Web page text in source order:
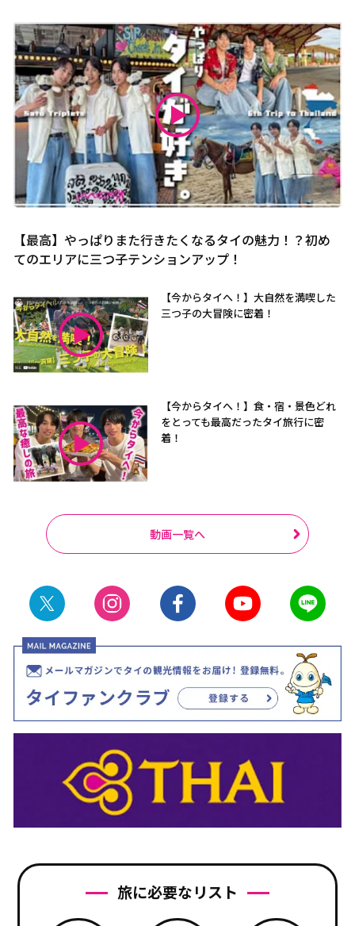
【最高】やっぱりまた行きたくなるタイの魅力！？初め
てのエリアに三つ子テンションアップ！
【今からタイへ！】大自然を満喫した
三つ子の大冒険に密着！
【今からタイへ！】食・宿・景色どれ
をとっても最高だったタイ旅行に密
着！
動画一覧へ
旅に必要なリスト